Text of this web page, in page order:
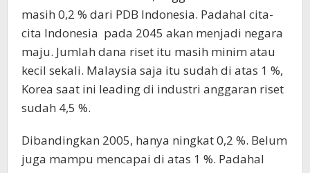
masih 0,2 % dari PDB Indonesia. Padahal cita-
cita Indonesia pada 2045 akan menjadi negara
maju. Jumlah dana riset itu masih minim atau
kecil sekali. Malaysia saja itu sudah di atas 1 %,
Korea saat ini leading di industri anggaran riset
sudah 4,5 %.
Dibandingkan 2005, hanya ningkat 0,2 %. Belum
juga mampu mencapai di atas 1 %. Padahal